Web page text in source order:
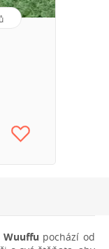
Wuuffu pochází od